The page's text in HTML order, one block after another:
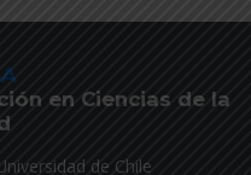
en Ciencias de la
de Chile